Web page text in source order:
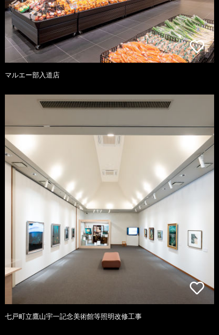
マルエー部入道店
七戸町立鷹山宇一記念美術館等照明改修工事